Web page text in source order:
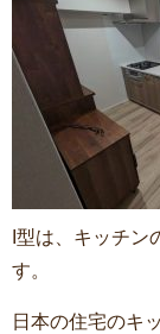
I型は、キッチン
す。
日本の住宅のキ